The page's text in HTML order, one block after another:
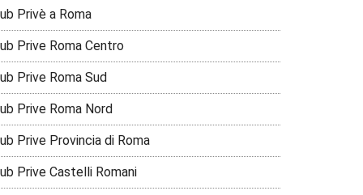
Privè a Roma
Prive Roma Centro
Prive Roma Sud
Prive Roma Nord
Prive Provincia di Roma
Prive Castelli Romani